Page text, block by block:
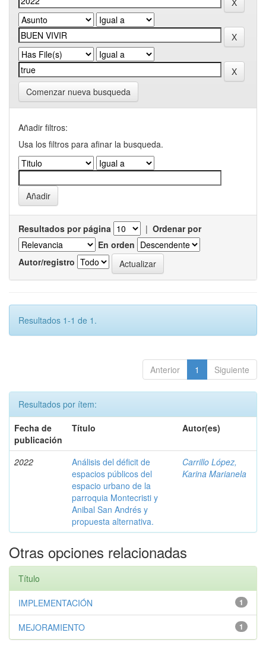
Comenzar nueva busqueda
Añadir filtros:
Usa los filtros para afinar la busqueda.
Resultados por página | Ordenar por
En orden
Autor/registro
Resultados 1-1 de 1.
Anterior 1 Siguiente
Resultados por ítem:
Fecha de
publicación
Título Autor(es)
2022
Análisis del déficit de
espacios públicos del
espacio urbano de la
parroquia Montecristi y
Anibal San Andrés y
propuesta alternativa.
Carrillo López,
Karina Marianela
Otras opciones relacionadas
Título
1
IMPLEMENTACIÓN
1
MEJORAMIENTO